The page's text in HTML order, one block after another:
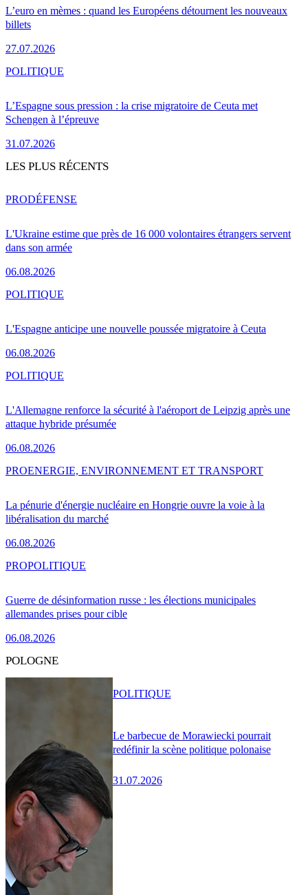
L’euro en mèmes : quand les Européens détournent les nouveaux
billets
27.07.2026
L’Espagne sous pression : la crise migratoire de Ceuta met
Schengen à l’épreuve
31.07.2026
POLITIQUE
LES PLUS RÉCENTS
L'Ukraine estime que près de 16 000 volontaires étrangers servent
dans son armée
06.08.2026
PRODÉFENSE
L'Espagne anticipe une nouvelle poussée migratoire à Ceuta
06.08.2026
POLITIQUE
L'Allemagne renforce la sécurité à l'aéroport de Leipzig après une
attaque hybride présumée
06.08.2026
POLITIQUE
La pénurie d'énergie nucléaire en Hongrie ouvre la voie à la
libéralisation du marché
06.08.2026
PROENERGIE, ENVIRONNEMENT ET TRANSPORT
Guerre de désinformation russe : les élections municipales
allemandes prises pour cible
06.08.2026
PROPOLITIQUE
POLOGNE
Le barbecue de Morawiecki pourrait
redéfinir la scène politique polonaise
31.07.2026
POLITIQUE